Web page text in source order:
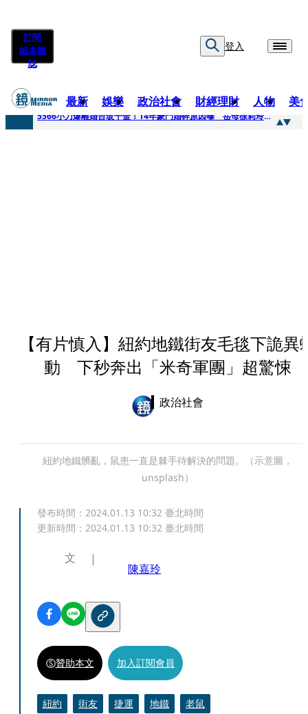
訂閱
紙本雜
誌
登入
最新 娛樂 政治社會 財經理財 人物 美
快訊
5566小刀爆離婚台玻千金！14年豪門婚碎原因曝 岳母徐莉玲風暴意外揭家族祕辛
【有片慎入】紐約地鐵街友毛毯下詭異
動 下秒奔出「米奇軍團」超驚悚
政治社會
紐約地鐵髒亂，鼠患一直是棘手待解決的問題。（示意圖，
unsplash）
發布時間： 2024.01.13 10:32 臺北時間
更新時間： 2024.01.13 10:32 臺北時間
文
陳嘉玲
贊助本文 加入訂閱會員
紐約 街友 捷運 地鐵 老鼠